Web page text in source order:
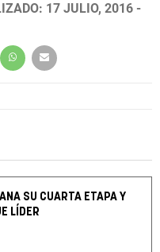
17 JULIO, 2016 -
SU CUARTA ETAPA Y
LÍDER